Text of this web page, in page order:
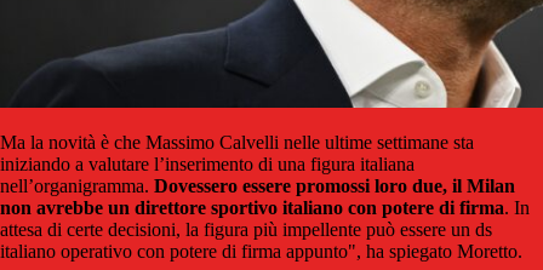
Ma la novità è che Massimo Calvelli nelle ultime settimane sta
iniziando a valutare l’inserimento di una figura italiana
nell’organigramma. Dovessero essere promossi loro due, il Milan
non avrebbe un direttore sportivo italiano con potere di firma. In
attesa di certe decisioni, la figura più impellente può essere un ds
italiano operativo con potere di firma appunto", ha spiegato Moretto.